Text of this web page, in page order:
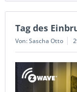
Tag des
Von: Sascha Otto